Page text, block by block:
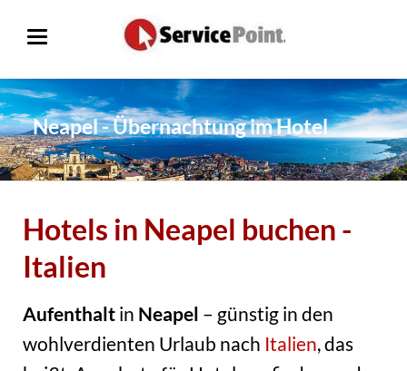
Neapel - Übernachtung im Hotel
Hotels in Neapel buchen -
Italien
Aufenthaltin Neapel – günstig in den
wohlverdienten Urlaub nach Italien, das